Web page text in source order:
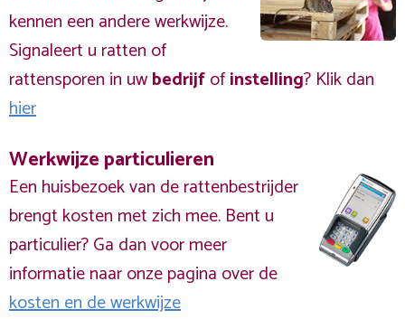
kennen een andere werkwijze.
Signaleert u ratten of
rattensporen in uwbedrijfofinstelling? Klik dan
hier
Werkwijze particulieren
Een huisbezoek van de rattenbestrijder
brengt kosten met zich mee. Bent u
particulier? Ga dan voor meer
informatie naar onze pagina over de
kosten en de werkwijze